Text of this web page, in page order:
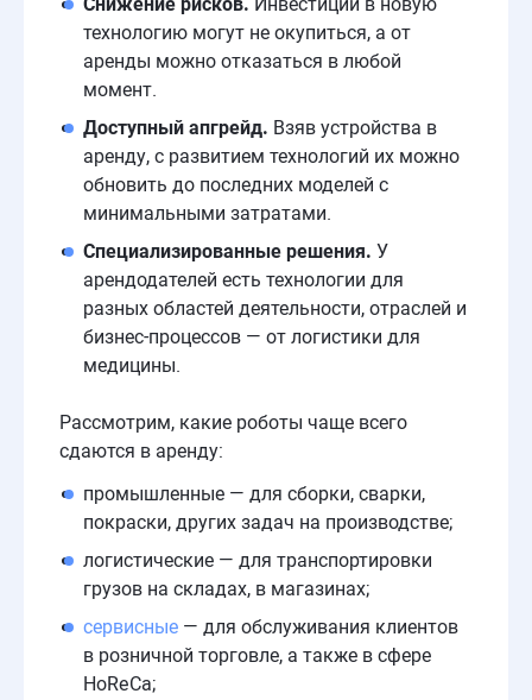
технологию могут не окупиться, а от
аренды можно отказаться в любой
момент.
Доступный апгрейд. Взяв устройства в
аренду, с развитием технологий их можно
обновить до последних моделей с
минимальными затратами.
Специализированные решения. У
арендодателей есть технологии для
разных областей деятельности, отраслей и
бизнес-процессов — от логистики для
медицины.
Рассмотрим, какие роботы чаще всего
сдаются в аренду:
промышленные — для сборки, сварки,
покраски, других задач на производстве;
логистические — для транспортировки
грузов на складах, в магазинах;
сервисные — для обслуживания клиентов
в розничной торговле, а также в сфере
HoReCa;